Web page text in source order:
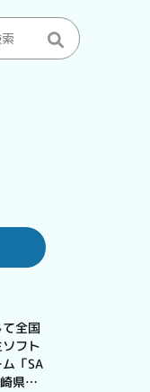
全国
フト
「SA
県予